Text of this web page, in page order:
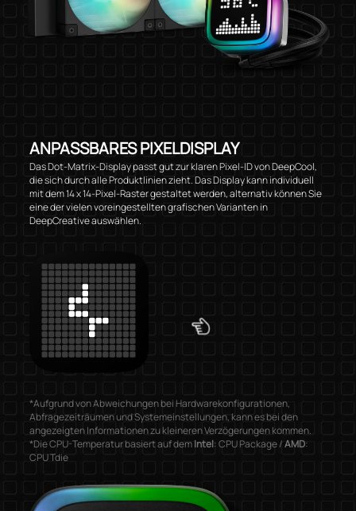
ANPASSBARES PIXELDISPLAY
Das Dot-Matrix-Display passt gut zur klaren Pixel-ID von DeepCool,
die sich durch alle Produktlinien zieht. Das Display kann individuell
mit dem 14 x 14-Pixel-Raster gestaltet werden, alternativ können Sie
eine der vielen voreingestellten grafischen Varianten in
DeepCreative auswählen.
*Aufgrund von Abweichungen bei Hardwarekonfigurationen,
Abfragezeiträumen und Systemeinstellungen, kann es bei den
angezeigten Informationen zu kleineren Verzögerungen kommen.
*Die CPU-Temperatur basiert auf demIntel: CPU Package /AMD:
CPU Tdie